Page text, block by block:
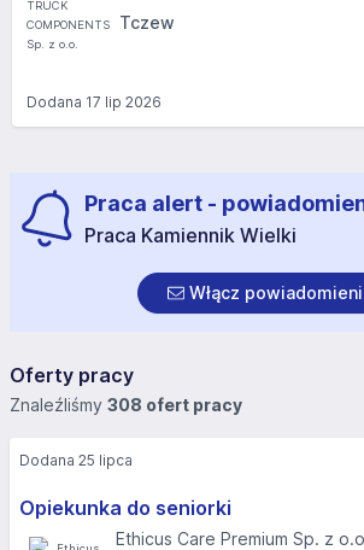
Tczew
Dodana 17 lip 2026
Praca alert -
Praca Kamiennik Wielki
Włącz
Oferty pracy
Znaleźliśmy 308 ofert pracy
Opiekunka do seniorki
Ethicus Care Premium Sp. z
Dodana 25 lipca